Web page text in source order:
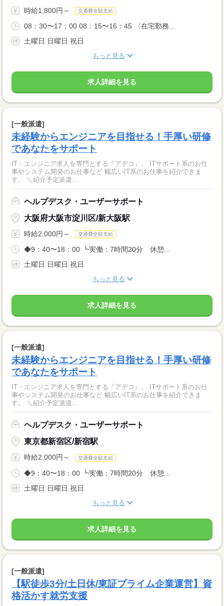
時給1,800円～ 交通費全額支給
08：30〜17：00 08：15〜16：45 〈在宅勤務...
土曜日 日曜日 祝日
もっと見る
求人詳細を見る
[一般派遣]
未経験からエンジニアを目指せる！手厚い研修
であなたをサポート
IT・エンジニア求人を専門とする『アデコ』。 ITサポート系のお仕
事やシステム開発のお仕事など 幅広いIT系のお仕事を紹介できま
す。 ＼紹介予定派遣...
ヘルプデスク・ユーザーサポート
大阪府大阪市淀川区/新大阪駅
時給2,000円～ 交通費全額支給
◆9：40〜18：00 ┗実働：7時間20分 休憩...
土曜日 日曜日 祝日
もっと見る
求人詳細を見る
[一般派遣]
未経験からエンジニアを目指せる！手厚い研修
であなたをサポート
IT・エンジニア求人を専門とする『アデコ』。 ITサポート系のお仕
事やシステム開発のお仕事など 幅広いIT系のお仕事を紹介できま
す。 ＼紹介予定派遣...
ヘルプデスク・ユーザーサポート
東京都新宿区/新宿駅
時給2,000円～ 交通費全額支給
◆9：40〜18：00 ┗実働：7時間20分 休憩...
土曜日 日曜日 祝日
もっと見る
求人詳細を見る
[一般派遣]
【駅徒歩3分/土日休/東証プライム企業運営】資
格活かす就労支援